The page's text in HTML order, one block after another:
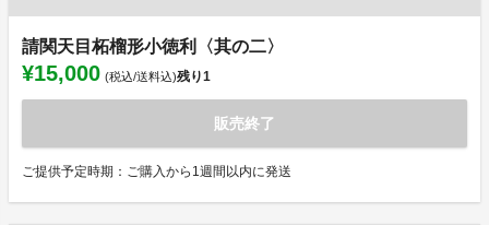
請関天目柘榴形小徳利〈其の二〉
¥15,000 (税込/送料込)残り1
販売終了
ご提供予定時期：ご購入から1週間以内に発送